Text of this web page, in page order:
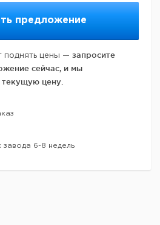
предложение
поднять цены — запросите
сейчас, и мы
цену.
завода 6-8 недель